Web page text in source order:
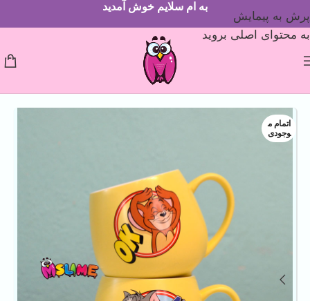
پرش به پیمایش
به محتوای اصلی بروید
به ام سلایم خوش آمدید
اتمام م
وجودی